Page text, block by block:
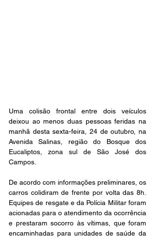
Uma colisão frontal entre dois veículos
deixou ao menos duas pessoas feridas na
manhã desta sexta-feira, 24 de outubro, na
Avenida Salinas, região do Bosque dos
Eucaliptos, zona sul de São José dos
Campos.
De acordo com informações preliminares, os
carros colidiram de frente por volta das 8h.
Equipes de resgate e da Polícia Militar foram
acionadas para o atendimento da ocorrência
e prestaram socorro às vítimas, que foram
encaminhadas para unidades de saúde da